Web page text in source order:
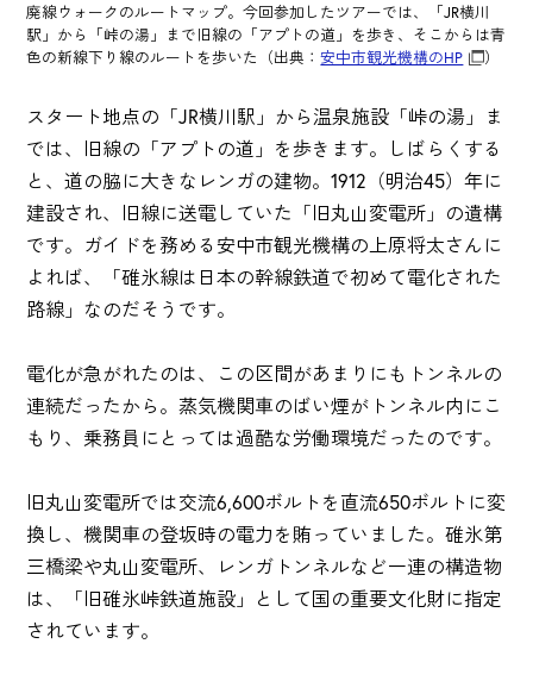
廃線ウォークのルートマップ。今回参加したツアーでは、「JR横川
駅」から「峠の湯」まで旧線の「アプトの道」を歩き、そこからは青
色の新線下り線のルートを歩いた（出典：安中市観光機構のHP ）
スタート地点の「JR横川駅」から温泉施設「峠の湯」ま
では、旧線の「アプトの道」を歩きます。しばらくする
と、道の脇に大きなレンガの建物。1912（明治45）年に
建設され、旧線に送電していた「旧丸山変電所」の遺構
です。ガイドを務める安中市観光機構の上原将太さんに
よれば、「碓氷線は日本の幹線鉄道で初めて電化された
路線」なのだそうです。
電化が急がれたのは、この区間があまりにもトンネルの
連続だったから。蒸気機関車のばい煙がトンネル内にこ
もり、乗務員にとっては過酷な労働環境だったのです。
旧丸山変電所では交流6,600ボルトを直流650ボルトに変
換し、機関車の登坂時の電力を賄っていました。碓氷第
三橋梁や丸山変電所、レンガトンネルなど一連の構造物
は、「旧碓氷峠鉄道施設」として国の重要文化財に指定
されています。